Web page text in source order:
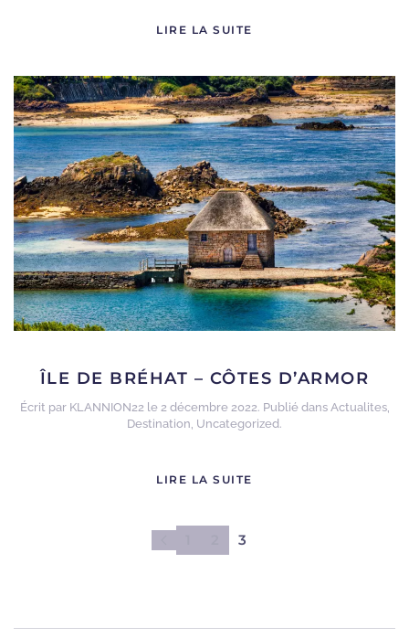
LIRE LA SUITE
ÎLE DE BRÉHAT – CÔTES D’ARMOR
Écrit par KLANNION22 le 2 décembre 2022. Publié dans Actualites,
Destination Uncategorized .
LIRE LA SUITE
3